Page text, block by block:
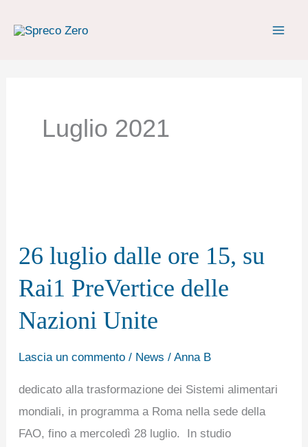
Luglio 2021
26 luglio dalle ore 15, su
Rai1 PreVertice delle
Nazioni Unite
Lascia un commento / News / Anna B
dedicato alla trasformazione dei Sistemi alimentari
mondiali, in programma a Roma nella sede della
FAO, fino a mercoledì 28 luglio. In studio
dalle
15,
su
PreVertice
delle
Nazioni
Unite